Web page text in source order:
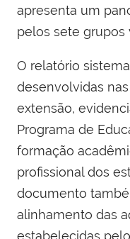
apresenta um
pelos sete grupos
O relatório
desenvolvidas
extensão,
Programa de
formação
profissional dos
documento
alinhamento das